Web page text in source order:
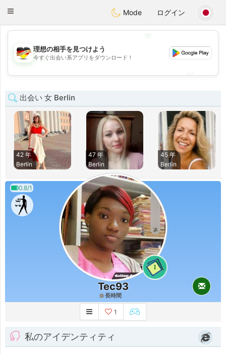
Deutsch Dating
Toggle
Mode ログイン
💖
💕
理想の相手を見つけよう
今すぐ出会い系アプリをダウンロード！
出会い 女 Berlin
42 年
Berlin
47 年
Berlin
45 年
Berlin
0.8/1
1
Tec93
長時間
1
私のアイデンティティ